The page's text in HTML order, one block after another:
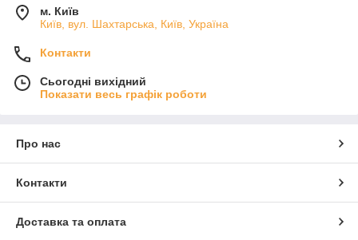
м. Київ
Київ, вул. Шахтарська, Київ, Україна
Контакти
Сьогодні вихідний
Показати весь графік роботи
Про нас
Контакти
Доставка та оплата